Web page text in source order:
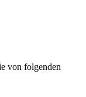
von folgenden